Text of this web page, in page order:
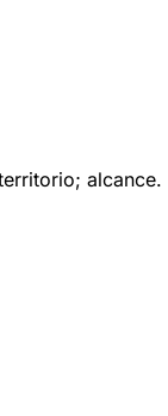
alcance.